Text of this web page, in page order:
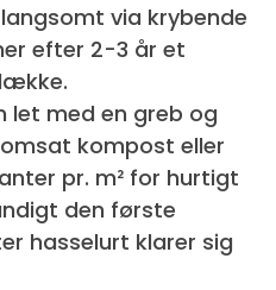
via krybende
efter 2-3 år et
let med en greb og
kompost eller
pr. m² for hurtigt
den første
hasselurt klarer sig